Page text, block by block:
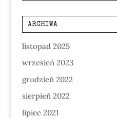
ARCHIWA
listopad 2025
wrzesień 2023
grudzień 2022
sierpień 2022
lipiec 2021